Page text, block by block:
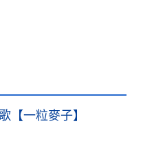
【一粒麥子】